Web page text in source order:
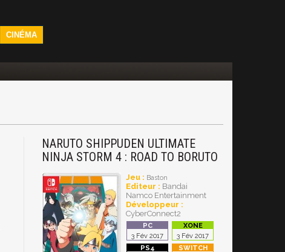
CINÉMA
NARUTO SHIPPUDEN ULTIMATE
NINJA STORM 4 : ROAD TO BORUTO
Jeu : Baston
Editeur : Bandai
Namco Entertainment
Développeur :
CyberConnect2
3 Fév 2017 3 Fév 2017